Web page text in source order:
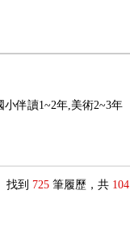
小伴讀1~2年,美術2~3年
找到 725 筆履歷，共 104